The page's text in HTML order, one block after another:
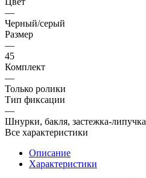
—
Черный/серый
Размер
—
45
Комплект
—
Только ролики
Тип фиксации
—
Шнурки, бакля, застежка-липучка
Все характеристики
Описание
Характеристики